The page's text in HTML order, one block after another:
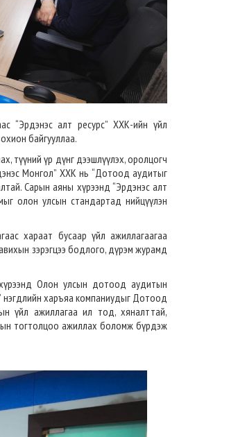
“Эрдэнэс алт ресурс” ХХК-ийн үйл
байгууллаа.
түүний үр дүнг дээшлүүлэх, оролцогч
Монгол” ХХК нь “Дотоод аудитыг
Сарын аяны хүрээнд “Эрдэнэс алт
олон улсын стандартад нийцүүлэн
хараат бусаар үйл ажиллагаагаа
зэрэгцээ бодлого, дүрэм журамд
Олон улсын дотоод аудитын
нэгдлийн харъяа компаниудыг Дотоод
үйл ажиллагаа ил тод, хяналттай,
тогтолцоо ажиллах боломж бүрдэж